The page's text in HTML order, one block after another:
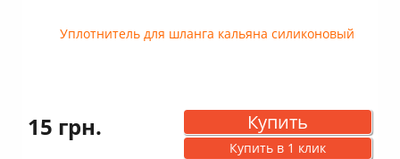
15 грн. Купить
Купить в 1 клик